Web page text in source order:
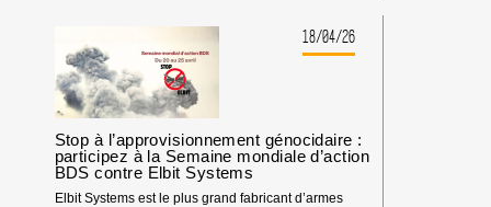
ENTREPRISES
D’ARMEMENT
C’EST
TOUJOURS
NON
!
18/04/26
Stop à l’approvisionnement génocidaire :
participez à la Semaine mondiale d’action
BDS contre Elbit Systems
Elbit Systems est le plus grand fabricant d’armes